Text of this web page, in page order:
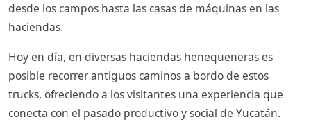
desde los campos hasta las casas de máquinas en las
haciendas.
Hoy en día, en diversas haciendas henequeneras es
posible recorrer antiguos caminos a bordo de estos
trucks, ofreciendo a los visitantes una experiencia que
conecta con el pasado productivo y social de Yucatán.